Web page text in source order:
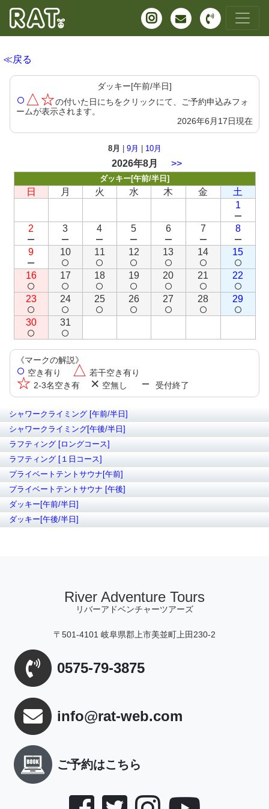
≪戻る
ダッキー[午前/半日]
○△☆の付いた日にちをクリックにて、ご予約申込みフォ
ームが表示されます。
2026年6月17日現在
8月 9月 10月
2026年8月 >>
ダッキー[午前/半日]
日 月 火 水 木 金
土
1
－
2
－
3
－
4
－
5
－
6
－
7
－
8
－
9
－
10
○
11
○
12
○
13
○
14
○
15
○
16
○
17
○
18
○
19
○
20
○
21
○
22
○
23
○
24
○
25
○
26
○
27
○
28
○
29
○
30
○
31
○
《マークの解説》
○ 空き有り △ 若干空き有り
☆ 2-3名空き有 × 空無し － 受付終了
シャワークライミング [午前/半日]
シャワークライミング[午後/半日]
ラフティング [ロングコース]
ラフティング [１日コース]
プライベートテントサウナ[午前]
プライベートテントサウナ [午後]
ダッキー[午前/半日]
ダッキー[午後/半日]
River Adventure Tours
リバーアドベンチャーツアーズ
〒501-4101 岐阜県郡上市美並町上田230-2
0575-79-3875
info@rat-web.com
ご予約はこちら